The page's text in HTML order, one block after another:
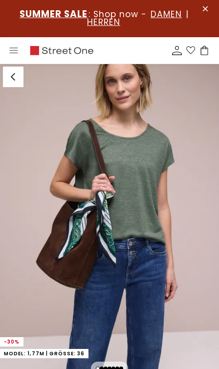
SUMMER SALE : Shop now - DAMEN |
HERREN
-30%
MODEL: 1,77M | GRÖSSE: 36